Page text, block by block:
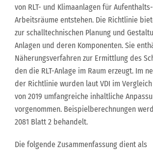
von RLT- und Klimaanlagen für
Arbeitsräume entstehen. Die Richtlinie
zur schalltechnischen Planung und
Anlagen und deren Komponenten. Sie
Näherungsverfahren zur Ermittlung des
den die RLT-Anlage im Raum erzeugt. Im
der Richtlinie wurden laut VDI im
von 2019 umfangreiche inhaltliche
vorgenommen. Beispielberechnungen
2081 Blatt 2 behandelt.
Die folgende Zusammenfassung dient als